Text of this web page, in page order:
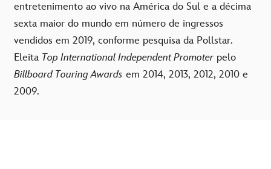
entretenimento ao vivo na América do Sul e a décima
sexta maior do mundo em número de ingressos
vendidos em 2019, conforme pesquisa da Pollstar.
Eleita Top International Independent Promoter pelo
Billboard Touring Awards em 2014, 2013, 2012, 2010 e
2009.